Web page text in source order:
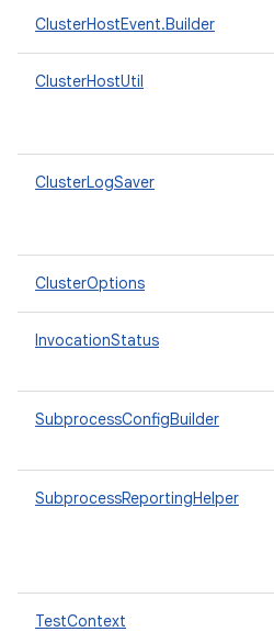
ClusterHostEvent.Builder
ClusterHostUtil
ClusterLogSaver
ClusterOptions
InvocationStatus
SubprocessConfigBuilder
SubprocessReportingHelper
TestContext